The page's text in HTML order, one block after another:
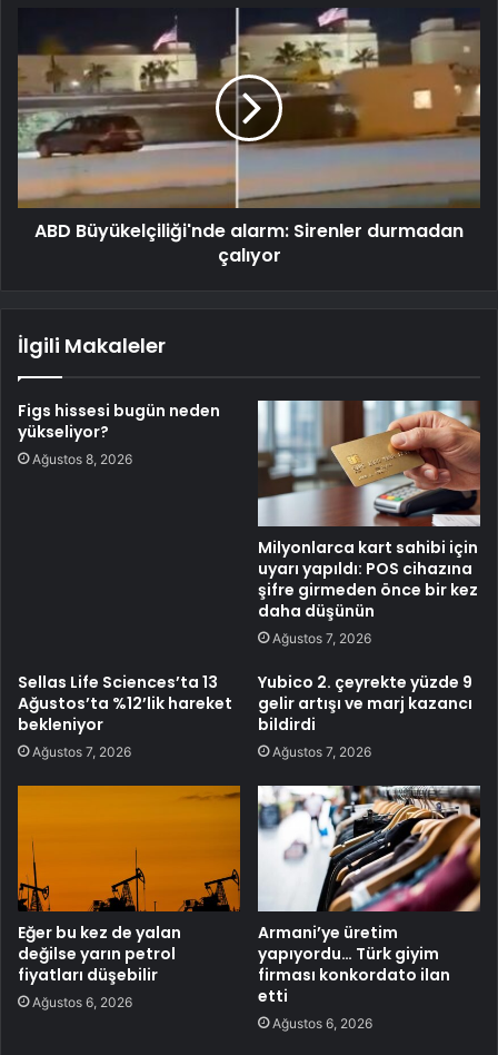
ABD Büyükelçiliği'nde alarm: Sirenler durmadan
çalıyor
İlgili Makaleler
Figs hissesi bugün neden
yükseliyor?
Ağustos 8, 2026
Milyonlarca kart sahibi için
uyarı yapıldı: POS cihazına
şifre girmeden önce bir kez
daha düşünün
Ağustos 7, 2026
Sellas Life Sciences’ta 13
Ağustos’ta %12’lik hareket
bekleniyor
Ağustos 7, 2026
Yubico 2. çeyrekte yüzde 9
gelir artışı ve marj kazancı
bildirdi
Ağustos 7, 2026
Eğer bu kez de yalan
değilse yarın petrol
fiyatları düşebilir
Ağustos 6, 2026
Armani’ye üretim
yapıyordu… Türk giyim
firması konkordato ilan
etti
Ağustos 6, 2026